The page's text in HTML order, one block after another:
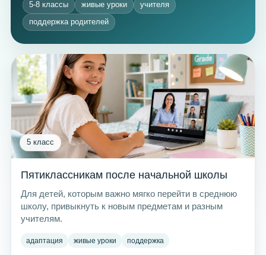
5-8 классы живые уроки учителя
поддержка родителей
5 класс
Пятиклассникам после начальной школы
Для детей, которым важно мягко перейти в среднюю
школу, привыкнуть к новым предметам и разным
учителям.
адаптация живые уроки поддержка